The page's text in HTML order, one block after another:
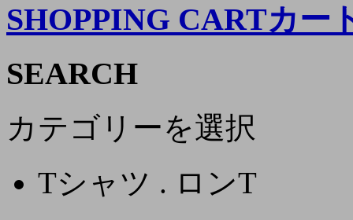
SHOPPING CARTカー
SEARCH
カテゴリーを選択
Tシャツ . ロンT